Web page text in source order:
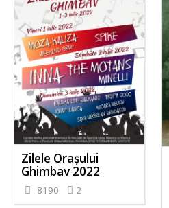
Zilele Orașului
Ghimbav 2022
8190 2